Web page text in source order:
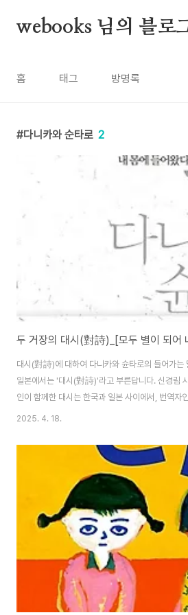
webooks 님의 블로
홈 태그 방명록
다니카와 순타로 2
두 거장의 대시(對詩)_[모두 별이 되어
대시(對詩)에 대하여 다니카와 슌타로의 들어가는
일본에서는 '대시(對詩)'라고 부른답니다. 신경림
인이 함께한 대시는 한국과 일본 사이에서, 번역자
에 두고 전자메일로 진행되었습니다. 닮지 않은 듯
어가는 말' -전략- 시는 자칫하면 모놀로그 비슷한
는 좋든 싫든 간에 다이얼로그(dialogue)가 되지
떠오르지 않는 말이 타자와의 관계에 있어서 뜻밖
시나 연시의 활력은 바로 그런 점에서 생겨나는 것
순조롭지..
2025. 4. 18.